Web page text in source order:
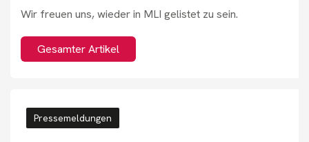
Wir freuen uns, wieder in MLI gelistet zu sein.
Gesamter Artikel
Pressemeldungen